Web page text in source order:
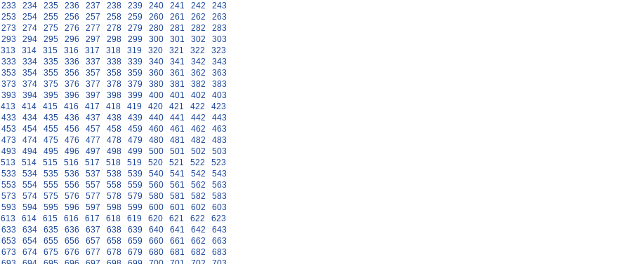
233 234 235 236 237 238 239 240 241 242
243
253 254 255 256 257 258 259 260 261 262
263
273 274 275 276 277 278 279 280 281 282
283
293 294 295 296 297 298 299 300 301 302
303
313 314 315 316 317 318 319 320 321 322
323
333 334 335 336 337 338 339 340 341 342
343
353 354 355 356 357 358 359 360 361 362
363
373 374 375 376 377 378 379 380 381 382
383
393 394 395 396 397 398 399 400 401 402
403
413 414 415 416 417 418 419 420 421 422
423
433 434 435 436 437 438 439 440 441 442
443
453 454 455 456 457 458 459 460 461 462
463
473 474 475 476 477 478 479 480 481 482
483
493 494 495 496 497 498 499 500 501 502
503
513 514 515 516 517 518 519 520 521 522
523
533 534 535 536 537 538 539 540 541 542
543
553 554 555 556 557 558 559 560 561 562
563
573 574 575 576 577 578 579 580 581 582
583
593 594 595 596 597 598 599 600 601 602
603
613 614 615 616 617 618 619 620 621 622
623
633 634 635 636 637 638 639 640 641 642
643
653 654 655 656 657 658 659 660 661 662
663
673 674 675 676 677 678 679 680 681 682
683